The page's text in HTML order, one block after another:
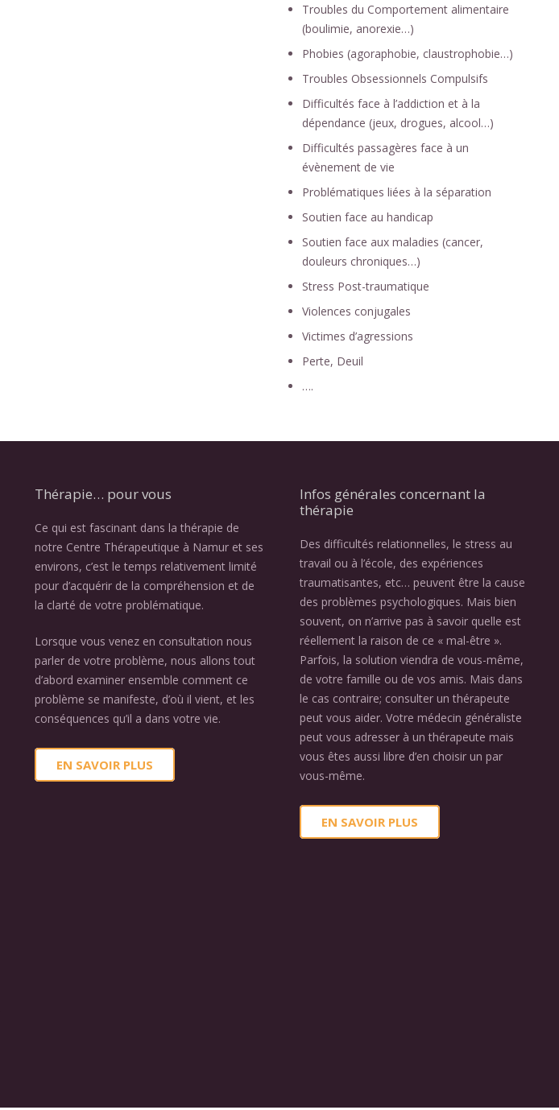
Troubles du Comportement alimentaire
(boulimie, anorexie…)
Phobies (agoraphobie, claustrophobie…)
Troubles Obsessionnels Compulsifs
Difficultés face à l’addiction et à la
dépendance (jeux, drogues, alcool…)
Difficultés passagères face à un
évènement de vie
Problématiques liées à la séparation
Soutien face au handicap
Soutien face aux maladies (cancer,
douleurs chroniques…)
Stress Post-traumatique
Violences conjugales
Victimes d’agressions
Perte, Deuil
….
Thérapie… pour vous
Ce qui est fascinant dans la thérapie de
notre Centre Thérapeutique à Namur et ses
environs, c’est le temps relativement limité
pour d’acquérir de la compréhension et de
la clarté de votre problématique.
Lorsque vous venez en consultation nous
parler de votre problème, nous allons tout
d’abord examiner ensemble comment ce
problème se manifeste, d’où il vient, et les
conséquences qu’il a dans votre vie.
EN SAVOIR PLUS
Infos générales concernant la
thérapie
Des difficultés relationnelles, le stress au
travail ou à l’école, des expériences
traumatisantes, etc… peuvent être la cause
des problèmes psychologiques. Mais bien
souvent, on n’arrive pas à savoir quelle est
réellement la raison de ce « mal-être ».
Parfois, la solution viendra de vous-même,
de votre famille ou de vos amis. Mais dans
le cas contraire; consulter un thérapeute
peut vous aider. Votre médecin généraliste
peut vous adresser à un thérapeute mais
vous êtes aussi libre d’en choisir un par
vous-même.
EN SAVOIR PLUS